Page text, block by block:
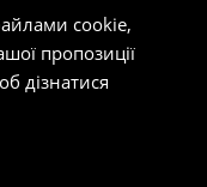
cookie,
пропозиції
дізнатися